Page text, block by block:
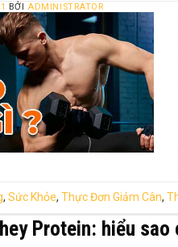
BỞIADMINISTRATOR
, Sức Khỏe, Thực Đơn Giảm Cân,
Protein: hiểu sao